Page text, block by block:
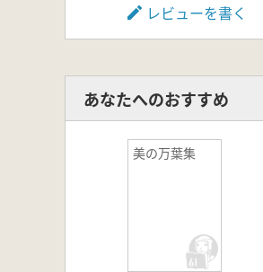
レビューを書く
あなたへのおすすめ
美の万葉集